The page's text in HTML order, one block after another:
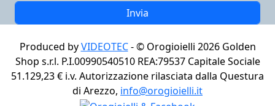
Produced byVIDEOTEC - © Orogioielli 2026Golden
Shop s.r.l. P.I.00990540510 REA:79537 Capitale Sociale
51.129,23 € i.v. Autorizzazione rilasciata dalla Questura
di Arezzo, info@orogioielli.it